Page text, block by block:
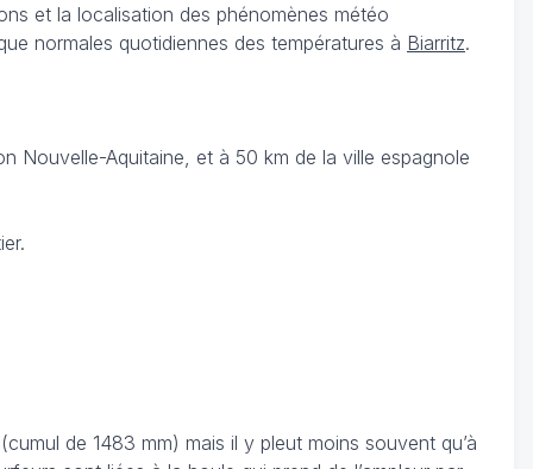
et la localisation des phénomènes météo
normales quotidiennes des températures à Biarritz.
Nouvelle-Aquitaine, et à 50 km de la ville espagnole
de 1483 mm) mais il y pleut moins souvent qu’à